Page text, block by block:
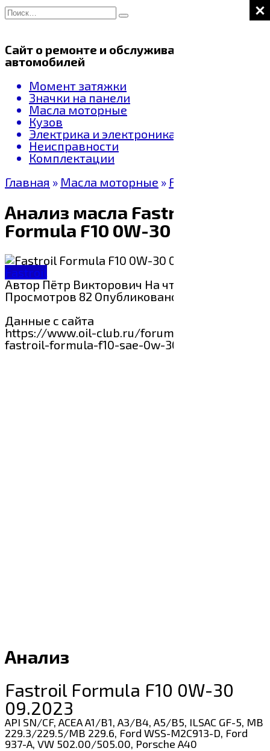
Перейти
к
Search
for:
Сайт о ремонте и обслуживании
автомобилей
Момент затяжки
Значки на панели
Масла моторные
Кузов
Электрика и электроника
Неисправности
Комплектации
Главная » Масла моторные » Fastroil
Анализ масла Fastroil
Formula F10 0W-30 09.2023
Fastroil
АвторПётр Викторович На чтение
Просмотров 82 Опубликовано
Данные с сайта
https://www.oil-club.ru/forum/topic/85350-
fastroil-formula-f10-sae-0w-30-svezhee/
Анализ
Fastroil Formula F10 0W-30
09.2023
API SN/CF, ACEA A1/B1, A3/B4, A5/B5, ILSAC GF-5, MB
229.3/229.5/MB 229.6, Ford WSS-M2C913-D, Ford
937-A, VW 502.00/505.00, Porsche A40